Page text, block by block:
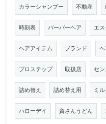
カラーシャンプー 不動産
時刻表 バーバーヘア エス
ヘアアイテム ブランド ヘ
プロステップ 取扱店 セ
詰め替え 詰め替え用 ミ
ハローデイ 資さんうどん